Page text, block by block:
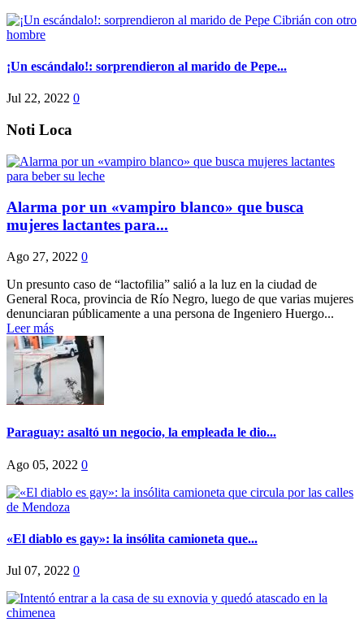
¡Un escándalo!: sorprendieron al marido de Pepe...
Jul 22, 2022 0
Noti Loca
Alarma por un «vampiro blanco» que busca
mujeres lactantes para...
Ago 27, 2022 0
Un presunto caso de “lactofilia” salió a la luz en la ciudad de
General Roca, provincia de Río Negro, luego de que varias mujeres
denunciaran públicamente a una persona de Ingeniero Huergo...
Leer más
Paraguay: asaltó un negocio, la empleada le dio...
Ago 05, 2022 0
«El diablo es gay»: la insólita camioneta que...
Jul 07, 2022 0